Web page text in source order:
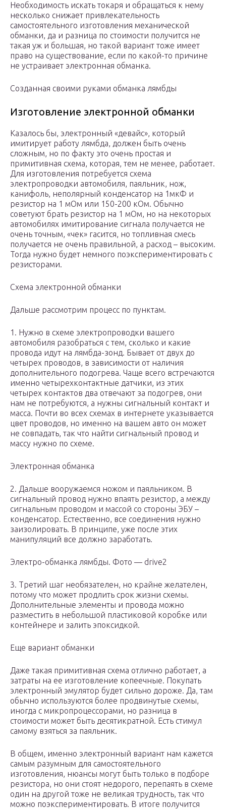
Необходимость искать токаря и обращаться к нему
несколько снижает привлекательность
самостоятельного изготовления механической
обманки, да и разница по стоимости получится не
такая уж и большая, но такой вариант тоже имеет
право на существование, если по какой-то причине
не устраивает электронная обманка.
Созданная своими руками обманка лямбды
Изготовление электронной обманки
Казалось бы, электронный «девайс», который
имитирует работу лямбда, должен быть очень
сложным, но по факту это очень простая и
примитивная схема, которая, тем не менее, работает.
Для изготовления потребуется схема
электропроводки автомобиля, паяльник, нож,
канифоль, неполярный конденсатор на 1мкФ и
резистор на 1 мОм или 150-200 кОм. Обычно
советуют брать резистор на 1 мОм, но на некоторых
автомобилях имитирование сигнала получается не
очень точным, «чек» гасится, но топливная смесь
получается не очень правильной, а расход – высоким.
Тогда нужно будет немного поэкспериментировать с
резисторами.
Схема электронной обманки
Дальше рассмотрим процесс по пунктам.
1. Нужно в схеме электропроводки вашего
автомобиля разобраться с тем, сколько и какие
провода идут на лямбда-зонд. Бывает от двух до
четырех проводов, в зависимости от наличия
дополнительного подогрева. Чаще всего встречаются
именно четырехконтактные датчики, из этих
четырех контактов два отвечают за подогрев, они
нам не потребуются, а нужны сигнальный контакт и
масса. Почти во всех схемах в интернете указывается
цвет проводов, но именно на вашем авто он может
не совпадать, так что найти сигнальный провод и
массу нужно по схеме.
Электронная обманка
2. Дальше вооружаемся ножом и паяльником. В
сигнальный провод нужно впаять резистор, а между
сигнальным проводом и массой со стороны ЭБУ –
конденсатор. Естественно, все соединения нужно
заизолировать. В принципе, уже после этих
манипуляций все должно заработать.
Электро-обманка лямбды. Фото — drive2
3. Третий шаг необязателен, но крайне желателен,
потому что может продлить срок жизни схемы.
Дополнительные элементы и провода можно
разместить в небольшой пластиковой коробке или
контейнере и залить эпоксидкой.
Еще вариант обманки
Даже такая примитивная схема отлично работает, а
затраты на ее изготовление копеечные. Покупать
электронный эмулятор будет сильно дороже. Да, там
обычно используются более продвинутые схемы,
иногда с микропроцессорами, но разница в
стоимости может быть десятикратной. Есть стимул
самому взяться за паяльник.
В общем, именно электронный вариант нам кажется
самым разумным для самостоятельного
изготовления, нюансы могут быть только в подборе
резистора, но они стоят недорого, перепаять в схеме
один на другой тоже не великая трудность, так что
можно поэкспериментировать. В итоге получится